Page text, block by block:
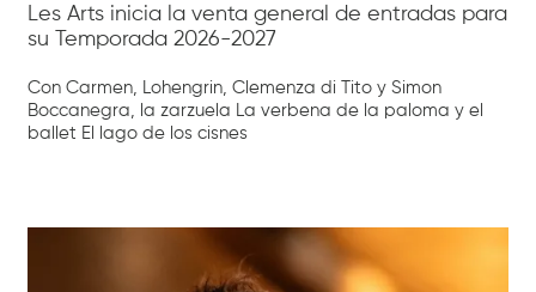
Les Arts inicia la venta general de entradas para
su Temporada 2026-2027
Con Carmen, Lohengrin, Clemenza di Tito y Simon
Boccanegra, la zarzuela La verbena de la paloma y el
ballet El lago de los cisnes